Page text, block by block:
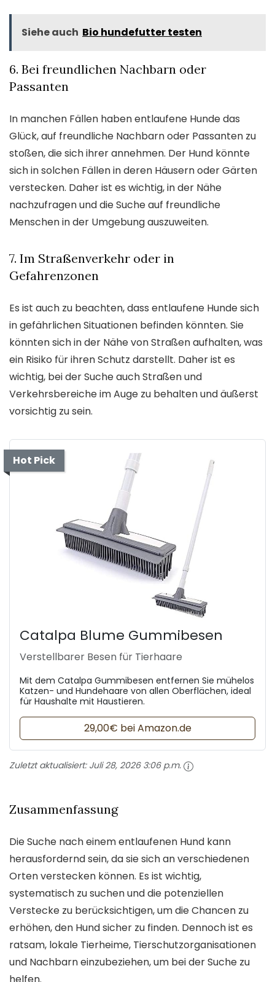
Siehe auch Bio hundefutter testen
6. Bei freundlichen Nachbarn oder
Passanten
In manchen Fällen haben entlaufene Hunde das
Glück, auf freundliche Nachbarn oder Passanten zu
stoßen, die sich ihrer annehmen. Der Hund könnte
sich in solchen Fällen in deren Häusern oder Gärten
verstecken. Daher ist es wichtig, in der Nähe
nachzufragen und die Suche auf freundliche
Menschen in der Umgebung auszuweiten.
7. Im Straßenverkehr oder in
Gefahrenzonen
Es ist auch zu beachten, dass entlaufene Hunde sich
in gefährlichen Situationen befinden könnten. Sie
könnten sich in der Nähe von Straßen aufhalten, was
ein Risiko für ihren Schutz darstellt. Daher ist es
wichtig, bei der Suche auch Straßen und
Verkehrsbereiche im Auge zu behalten und äußerst
vorsichtig zu sein.
Hot Pick
Catalpa Blume Gummibesen
Verstellbarer Besen für Tierhaare
Mit dem Catalpa Gummibesen entfernen Sie mühelos
Katzen- und Hundehaare von allen Oberflächen, ideal
für Haushalte mit Haustieren.
29,00€ bei Amazon.de
Zuletzt aktualisiert: Juli 28, 2026 3:06 p.m.
Zusammenfassung
Die Suche nach einem entlaufenen Hund kann
herausfordernd sein, da sie sich an verschiedenen
Orten verstecken können. Es ist wichtig,
systematisch zu suchen und die potenziellen
Verstecke zu berücksichtigen, um die Chancen zu
erhöhen, den Hund sicher zu finden. Dennoch ist es
ratsam, lokale Tierheime, Tierschutzorganisationen
und Nachbarn einzubeziehen, um bei der Suche zu
helfen.